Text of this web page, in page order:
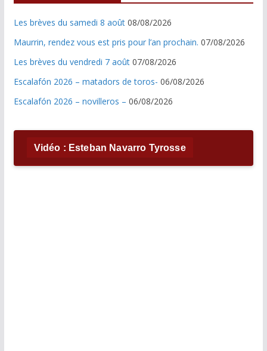
Les brèves du samedi 8 août 08/08/2026
Maurrin, rendez vous est pris pour l’an prochain. 07/08/2026
Les brèves du vendredi 7 août 07/08/2026
Escalafón 2026 – matadors de toros- 06/08/2026
Escalafón 2026 – novilleros – 06/08/2026
Vidéo : Esteban Navarro Tyrosse